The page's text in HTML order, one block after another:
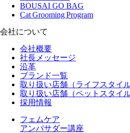
BOUSAI GO BAG
Cat Grooming Program
会社について
会社概要
社長メッセージ
沿革
ブランド一覧
取り扱い店舗（ライフスタイル
取り扱い店舗（ペットスタイル
採用情報
フェムケア
アンバサダー講座